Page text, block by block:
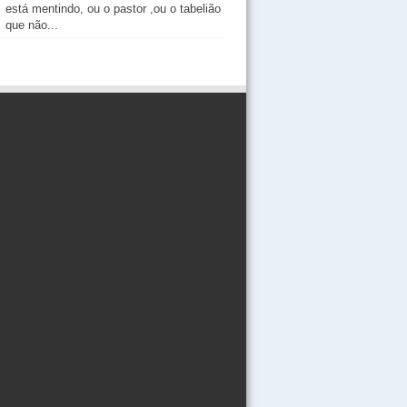
está mentindo, ou o pastor ,ou o tabelião
que não...